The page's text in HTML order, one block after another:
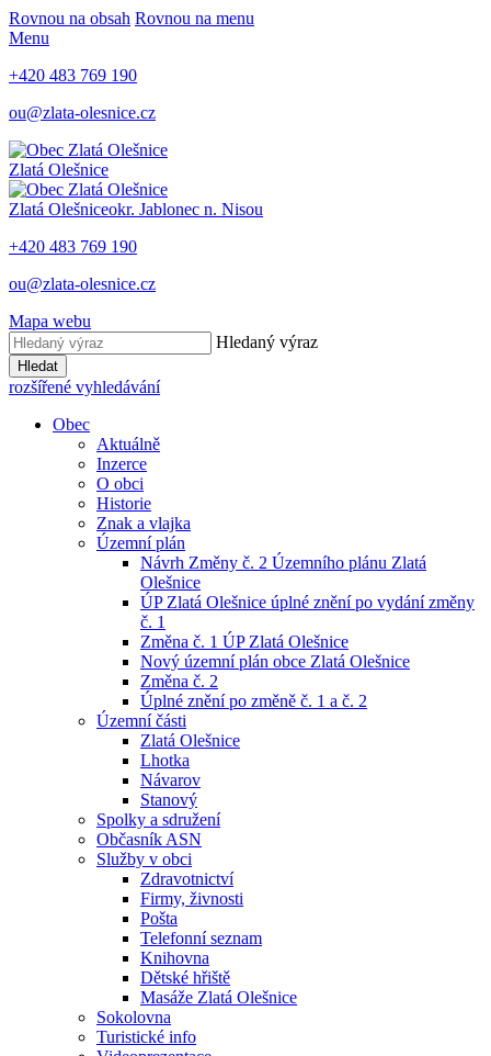
Rovnou na obsah Rovnou na menu
Menu
+420 483 769 190
ou@zlata-olesnice.cz
Zlatá Olešnice
Zlatá Olešniceokr. Jablonec n. Nisou
+420 483 769 190
ou@zlata-olesnice.cz
Mapa webu
Hledaný výraz
Hledat
rozšířené vyhledávání
Obec
Aktuálně
Inzerce
O obci
Historie
Znak a vlajka
Územní plán
Návrh Změny č. 2 Územního plánu Zlatá
Olešnice
ÚP Zlatá Olešnice úplné znění po vydání změny
č. 1
Změna č. 1 ÚP Zlatá Olešnice
Nový územní plán obce Zlatá Olešnice
Změna č. 2
Úplné znění po změně č. 1 a č. 2
Územní části
Zlatá Olešnice
Lhotka
Návarov
Stanový
Spolky a sdružení
Občasník ASN
Služby v obci
Zdravotnictví
Firmy, živnosti
Pošta
Telefonní seznam
Knihovna
Dětské hřiště
Masáže Zlatá Olešnice
Sokolovna
Turistické info